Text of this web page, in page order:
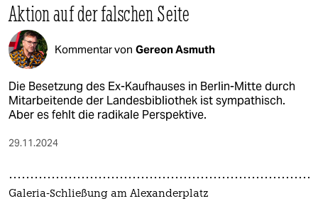
Aktion auf der falschen Seite
Kommentar von Gereon Asmuth
Die Besetzung des Ex-Kaufhauses in Berlin-Mitte durch
Mit­ar­bei­te­nde der Landesbibliothek ist sympathisch.
Aber es fehlt die radikale Perspektive.
29.11.2024
Galeria-Schließung am Alexanderplatz